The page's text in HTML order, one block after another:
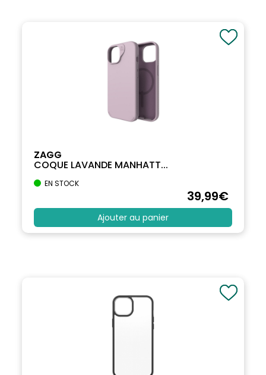
ZAGG
COQUE LAVANDE MANHATT...
EN STOCK
39,99€
Ajouter au panier